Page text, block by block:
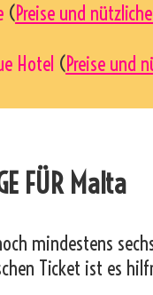
(Preise und
Hotel (Preise und
FÜR Malta
mindestens
Ticket ist es